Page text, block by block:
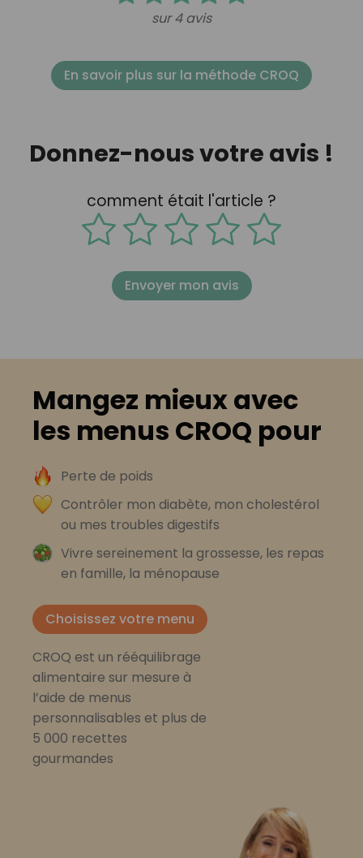
sur 4 avis
En savoir plus sur la méthode CROQ
Donnez-nous votre avis !
comment était l'article ?
Envoyer mon avis
Mangez mieux avec
les menus CROQ pour
Perte de poids
Contrôler mon diabète, mon cholestérol
ou mes troubles digestifs
Vivre sereinement la grossesse, les repas
en famille, la ménopause
Choisissez votre menu
CROQ est un rééquilibrage
alimentaire sur mesure à
l’aide de menus
personnalisables et plus de
5 000 recettes
gourmandes